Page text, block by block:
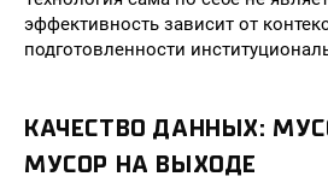
эффективность зависит от
подготовленности
КАЧЕСТВО ДАННЫХ:
МУСОР НА ВЫХОДЕ